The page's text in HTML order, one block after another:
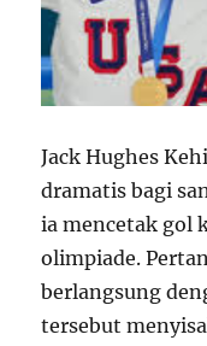
Jack Hughes
dramatis bagi
ia mencetak gol
olimpiade.
berlangsung
tersebut